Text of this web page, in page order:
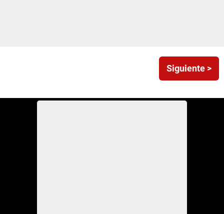
Siguiente >